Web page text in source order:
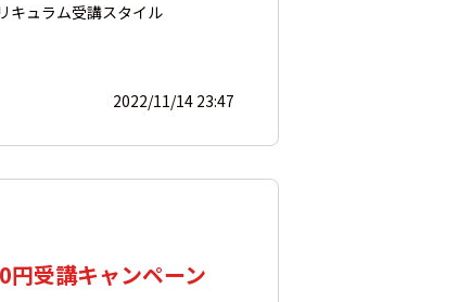
キュラム受講スタイル
2022/11/14 23:47
円受講キャンペーン